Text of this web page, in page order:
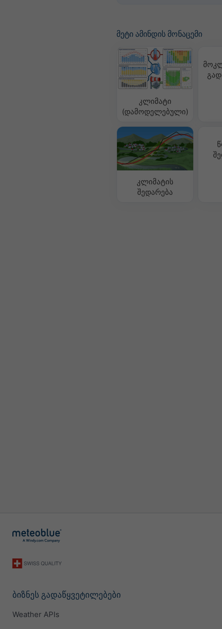
მეტი ამინდის მონაცემი
კლიმატი
(დამოდელებული)
კლიმატის
შედარება
ბიზნეს გადაწყვეტილებები
Weather APIs